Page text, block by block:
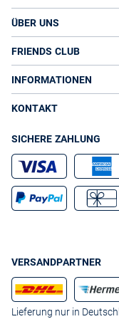
Farbtönen wie Türkis
Slim Fit Jeans
Rundhals-Shirts mit
kombinieren.
VAN GRAAF:
FARBEN UND
Sie sind auf der Suche
Sie einen Blick in das
Hingucker finden Sie
Trendsettern gefallen.
und Beruf Ausschau
Marken wie BOSS oder
fürs Fitnessstudio
ÜBER UNS
FRIENDS CLUB
INFORMATIONEN
KONTAKT
SICHERE ZAHLUNG
VERSANDPARTNER
Lieferung nur in